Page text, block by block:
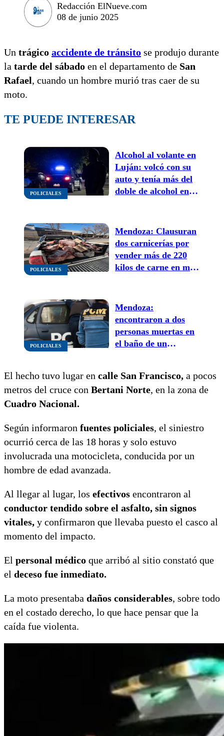
Redacción ElNueve.com
08 de junio 2025
Un trágico accidente de tránsito se produjo durante
la tarde del sábado en el departamento de San
Rafael, cuando un hombre murió tras caer de su
moto.
TE PUEDE INTERESAR
POLICIALES
Alcohol al volante en
Luján: volcó con su
auto y tenía más del
doble de alcohol en
POLICIALES
Mendoza: Clausuran
dos carnicerías por
vender más de 220
kilos de carne en mal
POLICIALES
Mendoza:
encontraron a dos
personas muertas en
el baño de un
El hecho tuvo lugar en calle San Francisco, a pocos
metros del cruce con Bertani Norte, en la zona de
Cuadro Nacional.
Según informaron fuentes policiales, el siniestro
ocurrió cerca de las 18 horas y solo estuvo
involucrada una motocicleta, conducida por un
hombre de edad avanzada.
Al llegar al lugar, los efectivos encontraron al
conductor tendido sobre el asfalto, sin signos
vitales, y confirmaron que llevaba puesto el casco al
momento del impacto.
El personal médico que arribó al sitio constató que
el deceso fue inmediato.
La moto presentaba daños considerables, sobre todo
en el costado derecho, lo que hace pensar que la
caída fue violenta.